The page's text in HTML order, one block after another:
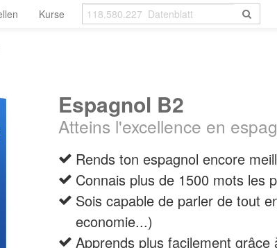
Kurse
Espagnol B2
Atteins l'excellence en
Rends ton espagnol encore
Connais plus de 1500 mots les
Sois capable de parler de tout
economie...)
Apprends plus facilement